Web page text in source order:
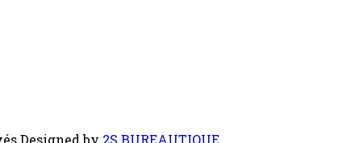
Designed by 2S BUREAUTIQUE